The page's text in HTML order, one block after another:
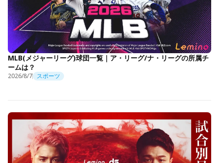
MLB(メジャーリーグ)球団一覧｜ア・リーグ/ナ・リーグの所属チ
ームは？
2026/8/7 スポーツ